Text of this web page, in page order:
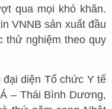
qua mọi khó khăn.
VNNB sản xuất đầu
thử nghiệm theo quy
diện Tổ chức Y tế
– Thái Bình Dương,